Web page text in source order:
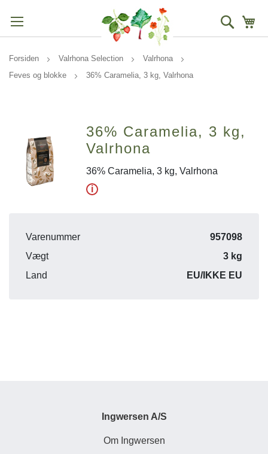
Søg
Forsiden Valrhona Selection
Valrhona
Feves og blokke
36% Caramelia, 3 kg, Valrhona
36% Caramelia, 3 kg,
Valrhona
36% Caramelia, 3 kg, Valrhona
i
Varenummer
957098
Vægt
3 kg
Land
EU/IKKE EU
Ingwersen A/S
Om Ingwersen